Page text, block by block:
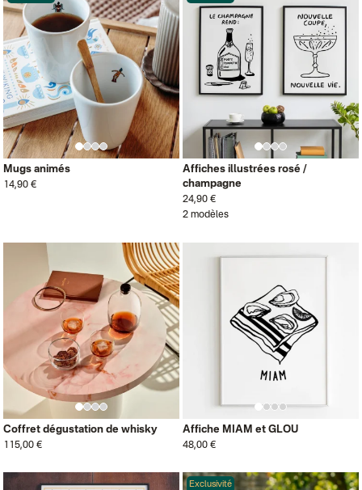
Mugs animés
14,90 €
Affiches illustrées rosé /
champagne
24,90 €
2 modèles
Coffret dégustation de whisky
115,00 €
Affiche MIAM et GLOU
48,00 €
Exclusivité